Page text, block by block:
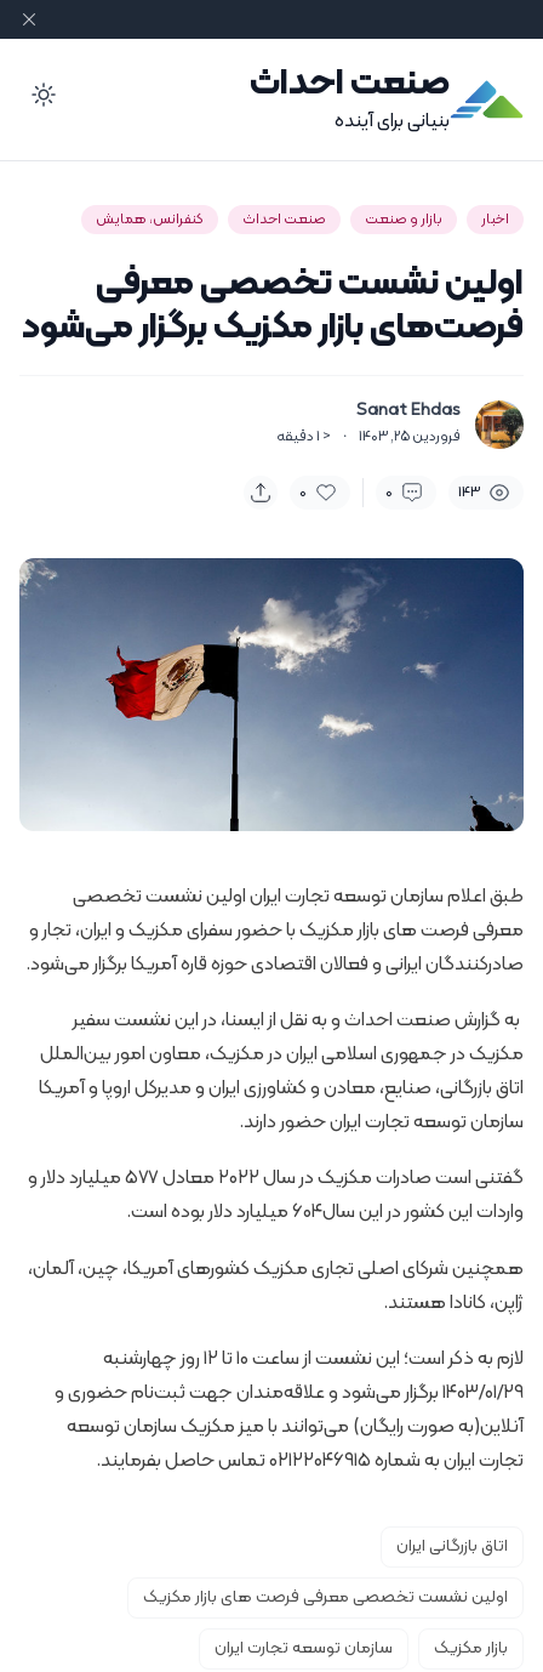
صنعت احداث
بنیانی برای آینده
اخبار بازار و صنعت صنعت احداث کنفرانس، همایش
اولین نشست تخصصی معرفی
فرصت‌های بازار مکزیک برگزار می‌شود
Sanat Ehdas
فروردین 25, 1403 ·
< 1 دقیقه
143
0
0
طبق اعلام سازمان توسعه تجارت ایران اولین نشست تخصصی
معرفی فرصت های بازار مکزیک با حضور سفرای مکزیک و ایران، تجار و
صادرکنندگان ایرانی و فعالان اقتصادی حوزه قاره آمریکا برگزار می‌شود.
به گزارش صنعت احداث و به نقل از ایسنا، در این نشست سفیر
مکزیک در جمهوری اسلامی ایران در مکزیک، معاون امور بین‌الملل
اتاق بازرگانی، صنایع، معادن و کشاورزی ایران و مدیرکل اروپا و آمریکا
سازمان توسعه تجارت ایران حضور دارند.
گفتنی است صادرات مکزیک در سال ۲۰۲۲ معادل ۵۷۷ میلیارد دلار و
واردات این کشور در این سال۶۰۴ میلیارد دلار بوده است.
همچنین شرکای اصلی تجاری مکزیک کشورهای آمریکا، چین، آلمان،
ژاپن، کانادا هستند.
لازم به ذکر است؛ این نشست از ساعت ۱۰ تا ۱۲ روز چهارشنبه
۱۴۰۳/۰۱/۲۹ برگزار می‌شود و علاقه‌مندان جهت ثبت‌نام حضوری و
آنلاین(به صورت رایگان) می‌توانند با میز مکزیک سازمان توسعه
تجارت ایران به شماره ۰۲۱۲۲۰۴۶۹۱۵ تماس حاصل بفرمایند.
اتاق بازرگانی ایران
اولین نشست تخصصی معرفی فرصت های بازار مکزیک
بازار مکزیک
سازمان توسعه تجارت ایران